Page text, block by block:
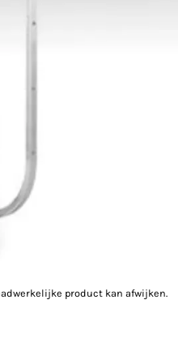
product kan afwijken.